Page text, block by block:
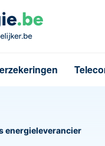
energieleverancier